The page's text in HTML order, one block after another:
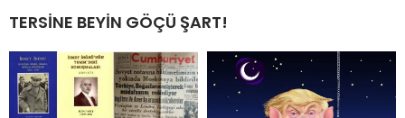
TERSİNE BEYİN GÖÇÜ ŞART!